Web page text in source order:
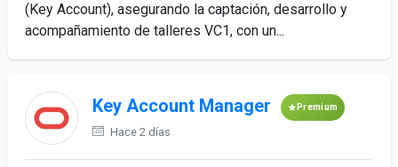
(Key Account), asegurando la captación, desarrollo y
acompañamiento de talleres VC1, con un...
Key Account Manager Premium
Hace 2 días